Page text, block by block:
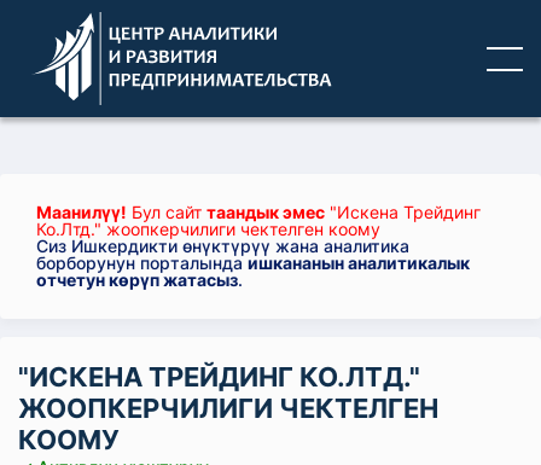
Маанилүү! Бул сайт таандык эмес "Искена Трейдинг
Ко.Лтд." жоопкерчилиги чектелген коому
Сиз Ишкердикти өнүктүрүү жана аналитика
борборунун порталындаишкананын аналитикалык
отчетун көрүп жатасыз.
"ИСКЕНА ТРЕЙДИНГ КО.ЛТД."
ЖООПКЕРЧИЛИГИ ЧЕКТЕЛГЕН
КООМУ